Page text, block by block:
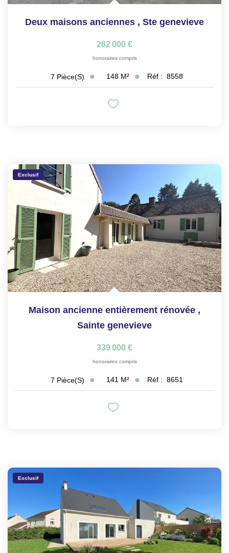
Deux maisons anciennes , Ste genevieve
262 000 €
honoraires compris
7 Pièce(s) 148 M² Réf : 8558
Exclusif
Maison ancienne entièrement rénovée ,
Sainte genevieve
339 000 €
honoraires compris
7 Pièce(s) 141 M² Réf : 8651
Exclusif